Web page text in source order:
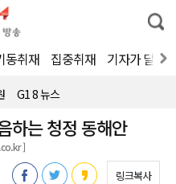
통
합
색
동취재 집중취재 기자가 달려
G1 8 뉴스
하는 청정 동해안
]
링크복사